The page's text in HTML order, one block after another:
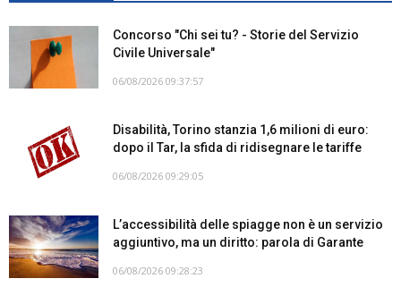
Concorso "Chi sei tu? - Storie del Servizio
Civile Universale"
06/08/2026 09:37:57
Disabilità, Torino stanzia 1,6 milioni di euro:
dopo il Tar, la sfida di ridisegnare le tariffe
06/08/2026 09:29:05
L’accessibilità delle spiagge non è un servizio
aggiuntivo, ma un diritto: parola di Garante
06/08/2026 09:28:23